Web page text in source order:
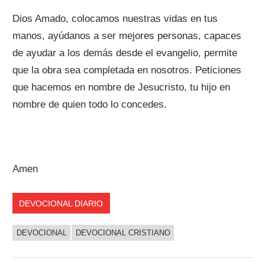
Dios Amado, colocamos nuestras vidas en tus
manos, ayúdanos a ser mejores personas, capaces
de ayudar a los demás desde el evangelio, permite
que la obra sea completada en nosotros. Peticiones
que hacemos en nombre de Jesucristo, tu hijo en
nombre de quien todo lo concedes.
Amen
DEVOCIONAL DIARIO
DEVOCIONAL DEVOCIONAL CRISTIANO